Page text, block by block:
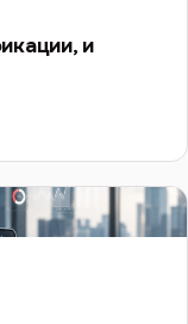
и